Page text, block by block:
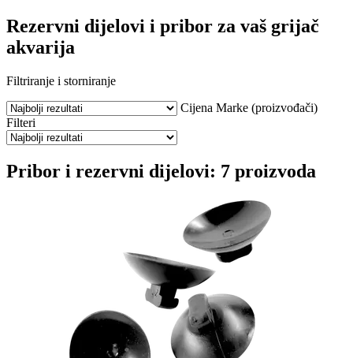
Rezervni dijelovi i pribor za vaš grijač
akvarija
Filtriranje i storniranje
Cijena Marke (proizvođači)
Filteri
Pribor i rezervni dijelovi: 7 proizvoda